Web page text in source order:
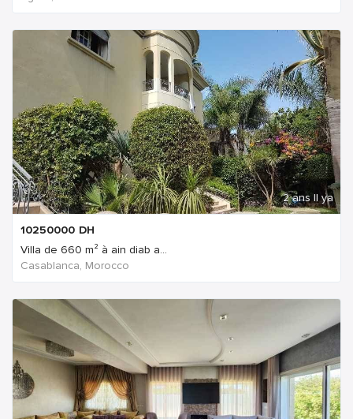
2 ans Il ya
10250000 DH
Villa de 660 m² à ain diab a...
Casablanca, Morocco